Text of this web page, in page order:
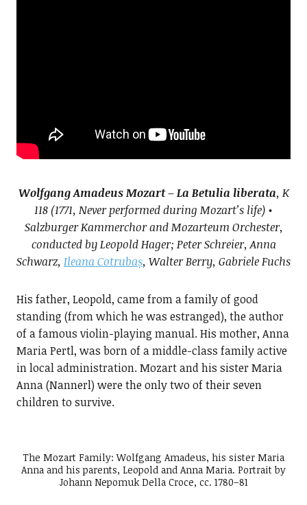
Wolfgang Amadeus Mozart – La Betulia liberata, K
118 (1771, Never performed during Mozart’s life) •
Salzburger Kammerchor and Mozarteum Orchester,
conducted by Leopold Hager; Peter Schreier, Anna
Schwarz, Ileana Cotrubaș, Walter Berry, Gabriele Fuchs
His father, Leopold, came from a family of good
standing (from which he was estranged), the author
of a famous violin-playing manual. His mother, Anna
Maria Pertl, was born of a middle-class family active
in local administration. Mozart and his sister Maria
Anna (Nannerl) were the only two of their seven
children to survive.
The Mozart Family: Wolfgang Amadeus, his sister Maria
Anna and his parents, Leopold and Anna Maria. Portrait by
Johann Nepomuk Della Croce, cc. 1780–81